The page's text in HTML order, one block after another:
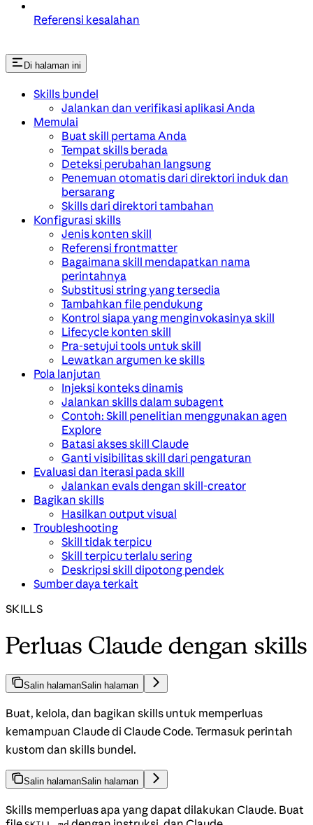
Referensi kesalahan
Di halaman ini
Skills bundel
Jalankan dan verifikasi aplikasi Anda
Memulai
Buat skill pertama Anda
Tempat skills berada
Deteksi perubahan langsung
Penemuan otomatis dari direktori induk dan
bersarang
Skills dari direktori tambahan
Konfigurasi skills
Jenis konten skill
Referensi frontmatter
Bagaimana skill mendapatkan nama
perintahnya
Substitusi string yang tersedia
Tambahkan file pendukung
Kontrol siapa yang menginvokasinya skill
Lifecycle konten skill
Pra-setujui tools untuk skill
Lewatkan argumen ke skills
Pola lanjutan
Injeksi konteks dinamis
Jalankan skills dalam subagent
Contoh: Skill penelitian menggunakan agen
Explore
Batasi akses skill Claude
Ganti visibilitas skill dari pengaturan
Evaluasi dan iterasi pada skill
Jalankan evals dengan skill-creator
Bagikan skills
Hasilkan output visual
Troubleshooting
Skill tidak terpicu
Skill terpicu terlalu sering
Deskripsi skill dipotong pendek
Sumber daya terkait
SKILLS
Perluas Claude dengan skills
Salin halamanSalin halaman
Buat, kelola, dan bagikan skills untuk memperluas
kemampuan Claude di Claude Code. Termasuk perintah
kustom dan skills bundel.
Salin halamanSalin halaman
Skills memperluas apa yang dapat dilakukan Claude. Buat